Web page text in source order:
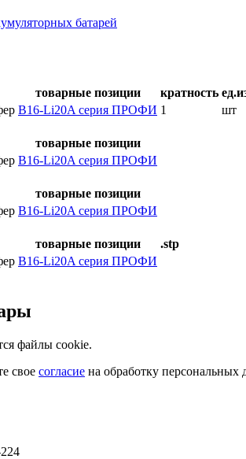
батарей
товарные позиции кратность
B16-Li20A серия ПРОФИ 1 шт
товарные позиции
B16-Li20A серия ПРОФИ
товарные позиции
B16-Li20A серия ПРОФИ
товарные позиции
.stp
B16-Li20A серия ПРОФИ
файлы cookie.
свое согласие на обработку персональных